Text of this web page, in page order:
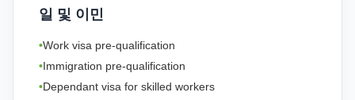
일 및 이민
Work visa pre-qualification
Immigration pre-qualification
Dependant visa for skilled workers